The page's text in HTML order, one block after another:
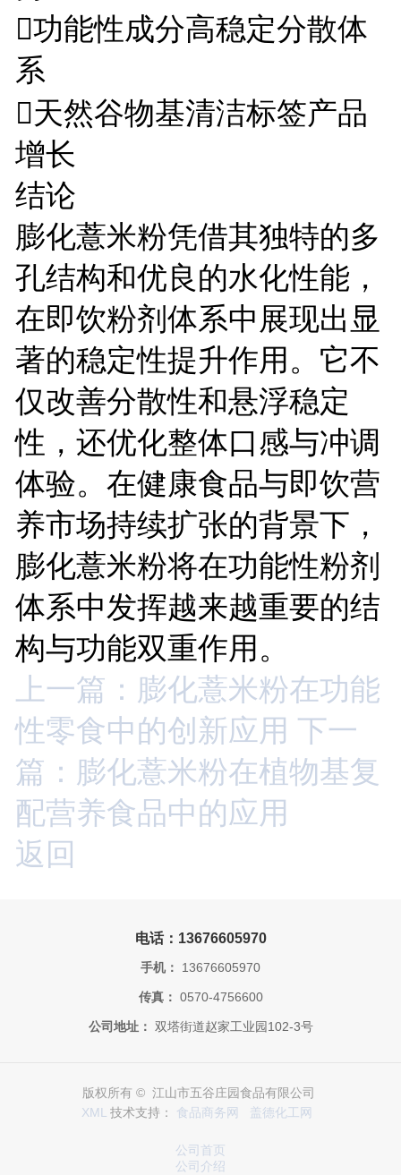
功能性成分高稳定分散体
系
天然谷物基清洁标签产品
增长
结论
膨化薏米粉凭借其独特的多
孔结构和优良的水化性能，
在即饮粉剂体系中展现出显
著的稳定性提升作用。它不
仅改善分散性和悬浮稳定
性，还优化整体口感与冲调
体验。在健康食品与即饮营
养市场持续扩张的背景下，
膨化薏米粉将在功能性粉剂
体系中发挥越来越重要的结
构与功能双重作用。
上一篇：膨化薏米粉在功能
性零食中的创新应用 下一
篇：膨化薏米粉在植物基复
配营养食品中的应用
返回
电话：13676605970
手机： 13676605970
传真： 0570-4756600
公司地址： 双塔街道赵家工业园102-3号
版权所有 © 江山市五谷庄园食品有限公司
XML 技术支持： 食品商务网 盖德化工网
公司首页
公司介绍